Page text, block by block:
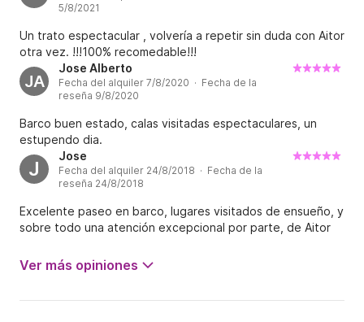
5/8/2021
Un trato espectacular , volvería a repetir sin duda con Aitor
otra vez. !!!100% recomedable!!!
JA
Jose Alberto
Fecha del alquiler 7/8/2020 · Fecha de la
reseña 9/8/2020
Barco buen estado, calas visitadas espectaculares, un
estupendo dia.
J
Jose
Fecha del alquiler 24/8/2018 · Fecha de la
reseña 24/8/2018
Excelente paseo en barco, lugares visitados de ensueño, y
sobre todo una atención excepcional por parte, de Aitor
Ver más opiniones